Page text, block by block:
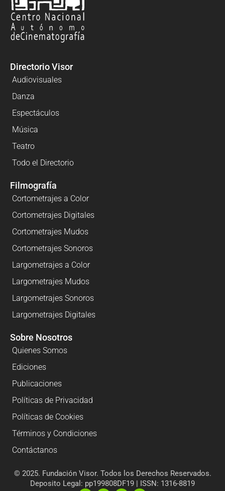
Directorio Visor
Audiovisuales
Danza
Espectáculos
Música
Teatro
Todo el Directorio
Filmografía
Cortometrajes a Color
Cortometrajes Digitales
Cortometrajes Mudos
Cortometrajes Sonoros
Largometrajes a Color
Largometrajes Mudos
Largometrajes Sonoros
Largometrajes Digitales
Sobre Nosotros
Quienes Somos
Ediciones
Publicaciones
Políticas de Privacidad
Políticas de Cookies
Términos y Condiciones
Contáctanos
© 2025. Fundación Visor. Todos los Derechos Reservados.
Deposito Legal: pp199808DF19 | ISSN: 1316-8819